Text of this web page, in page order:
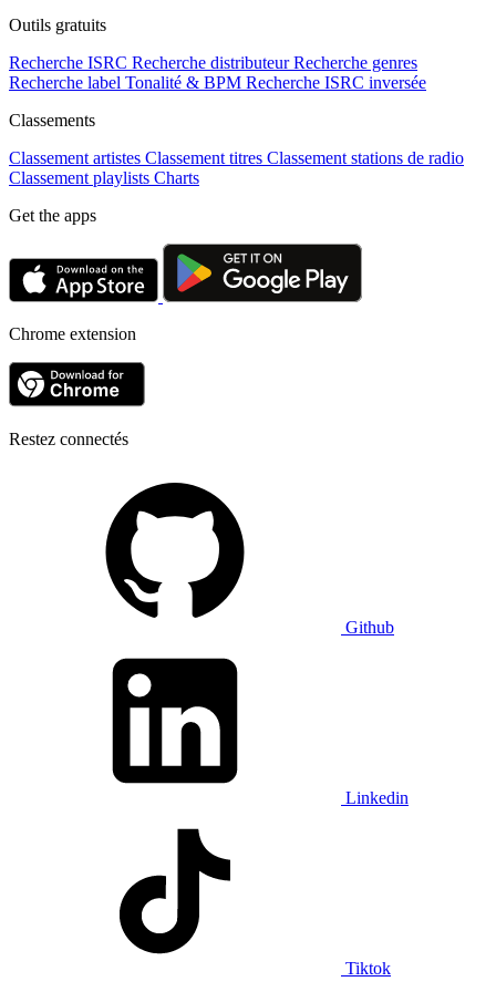
Outils gratuits
Recherche ISRC Recherche distributeur Recherche genres
Recherche label Tonalité & BPM Recherche ISRC inversée
Classements
Classement artistes Classement titres Classement stations de radio
Classement playlists Charts
Get the apps
Chrome extension
Restez connectés
Github
Linkedin
Tiktok